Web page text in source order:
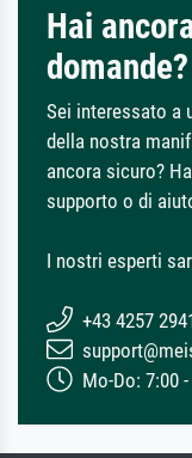
Hai
domande?
Sei interessato a
della nostra
ancora sicuro?
supporto o di
I nostri esperti
+43 4257
Mo-Do: 7:00